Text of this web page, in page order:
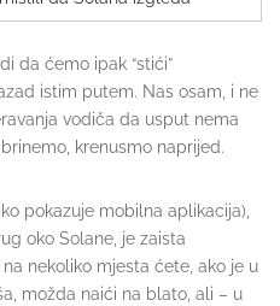
da ćemo ipak “stići”
istim putem. Nas osam, i ne
vodiča da usput nema
krenusmo naprijed.
pokazuje mobilna aplikacija),
oko Solane, je zaista
nekoliko mjesta ćete, ako je u
možda naići na blato, ali – u